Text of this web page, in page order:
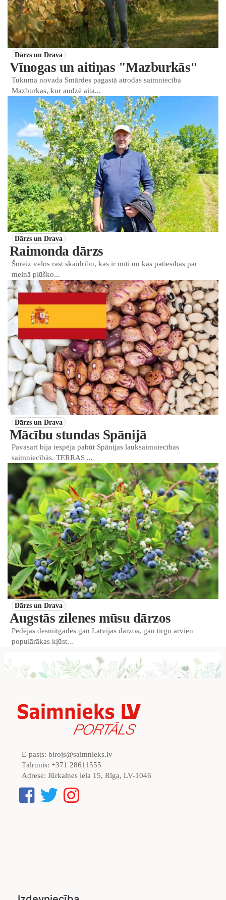
Dārzs un Drava
Vīnogas un aitiņas "Mazburkās"
Tukuma novada Smārdes pagastā atrodas saimniecība
Mazburkas, kur audzē aita...
Dārzs un Drava
Raimonda dārzs
Šoreiz vēlos rast skaidrību, kas ir mīti un kas patiesības par
melnā plūško...
Dārzs un Drava
Mācību stundas Spānijā
Pavasarī bija iespēja pabūt Spānijas lauksaimniecības
saimniecībās. TERRAS ...
Dārzs un Drava
Augstās zilenes mūsu dārzos
Pēdējās desmitgadēs gan Latvijas dārzos, gan tirgū arvien
populārākas kļūst...
E-pasts: birojs@saimnieks.lv
Tālrunis: +371 28611555
Adrese: Jūrkalnes iela 15, Rīga, LV-1046